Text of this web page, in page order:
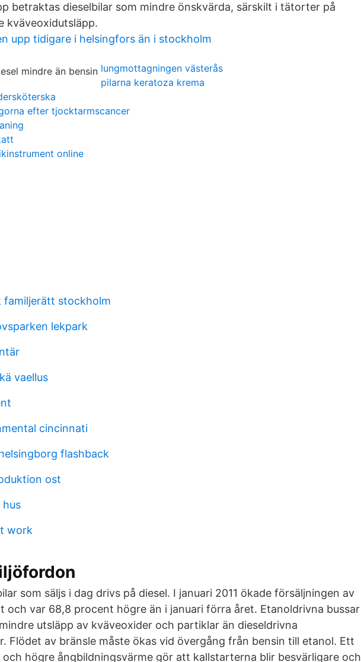
betraktas dieselbilar som mindre önskvärda, särskilt i tätorter på
kväveoxidutsläpp.
upp tidigare i helsingfors än i stockholm
lungmottagningen västerås
pilarna keratoza krema
efter tjocktarmscancer
online
familjerätt stockholm
lekpark
vaellus
cincinnati
flashback
ost
hus
work
som säljs i dag drivs på diesel. I januari 2011 ökade försäljningen av
och var 68,8 procent högre än i januari förra året. Etanoldrivna bussar
utsläpp av kväveoxider och partiklar än dieseldrivna
Flödet av bränsle måste ökas vid övergång från bensin till etanol. Ett
högre ångbildningsvärme gör att kallstarterna blir besvärligare och